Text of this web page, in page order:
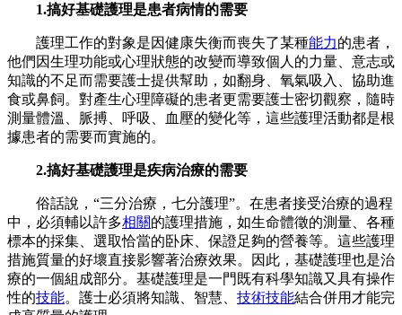
1.搞好基礎護理是患者病情的需要
護理工作的對象是因健康失衡而喪失了某種能力的患者，
他們因生理功能或心理狀態的改變而導致個人的力量、意志或
知識的不足而需要護士提供幫助，如翻身、氧氣吸入、協助進
食或鼻飼。對產生心理障礙的患者更需要護士密切觀察，隨時
測量體溫、脈搏、呼吸、血壓的變化等，這些護理活動都是根
據患者的需要而實施的。
2.搞好基礎護理是疾病治療的需要
俗話說，“三分治療，七分護理”。在患者接受治療的過程
中，必須輔以許多相關的護理措施，如生命體徵的測量、各種
標本的採集、選取恰當的卧床、保證足夠的營養等。這些護理
措施質量的好壞直接影響著治療效果。因此，基礎護理也是治
療的一個組成部分。基礎護理是一門既有科學知識又具有操作
性的技能。護士必須將知識、智慧、 技術技能結合併用才能完